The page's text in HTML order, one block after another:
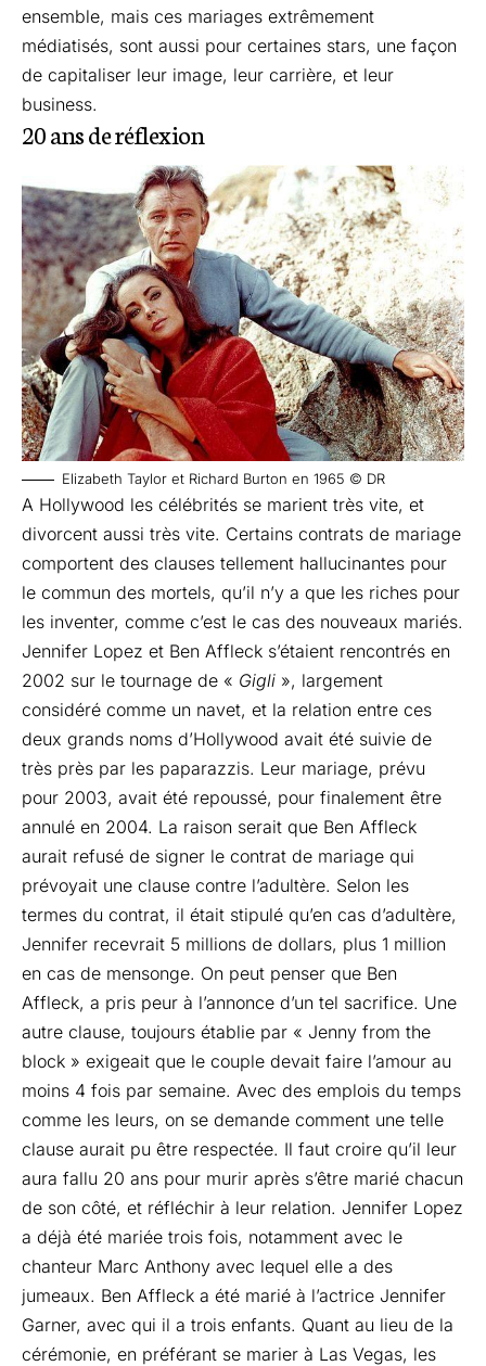
ensemble, mais ces mariages extrêmement
médiatisés, sont aussi pour certaines stars, une façon
de capitaliser leur image, leur carrière, et leur
business.
20 ans de réflexion
Elizabeth Taylor et Richard Burton en 1965 © DR
A Hollywood les célébrités se marient très vite, et
divorcent aussi très vite. Certains contrats de mariage
comportent des clauses tellement hallucinantes pour
le commun des mortels, qu’il n’y a que les riches pour
les inventer, comme c’est le cas des nouveaux mariés.
Jennifer Lopez et Ben Affleck s’étaient rencontrés en
2002 sur le tournage de « Gigli », largement
considéré comme un navet, et la relation entre ces
deux grands noms d’Hollywood avait été suivie de
très près par les paparazzis. Leur mariage, prévu
pour 2003, avait été repoussé, pour finalement être
annulé en 2004. La raison serait que Ben Affleck
aurait refusé de signer le contrat de mariage qui
prévoyait une clause contre l’adultère. Selon les
termes du contrat, il était stipulé qu’en cas d’adultère,
Jennifer recevrait 5 millions de dollars, plus 1 million
en cas de mensonge. On peut penser que Ben
Affleck, a pris peur à l’annonce d’un tel sacrifice. Une
autre clause, toujours établie par « Jenny from the
block » exigeait que le couple devait faire l’amour au
moins 4 fois par semaine. Avec des emplois du temps
comme les leurs, on se demande comment une telle
clause aurait pu être respectée. Il faut croire qu’il leur
aura fallu 20 ans pour murir après s’être marié chacun
de son côté, et réfléchir à leur relation. Jennifer Lopez
a déjà été mariée trois fois, notamment avec le
chanteur Marc Anthony avec lequel elle a des
jumeaux. Ben Affleck a été marié à l’actrice Jennifer
Garner, avec qui il a trois enfants. Quant au lieu de la
cérémonie, en préférant se marier à Las Vegas, les